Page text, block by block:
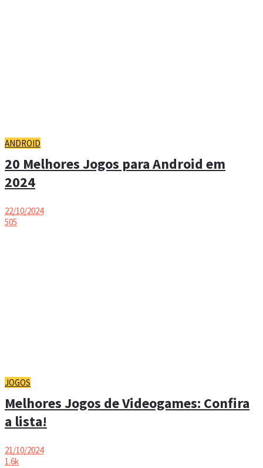
ANDROID
20 Melhores Jogos para Android em
2024
22/10/2024
505
JOGOS
Melhores Jogos de Videogames: Confira
a lista!
21/10/2024
1.6k